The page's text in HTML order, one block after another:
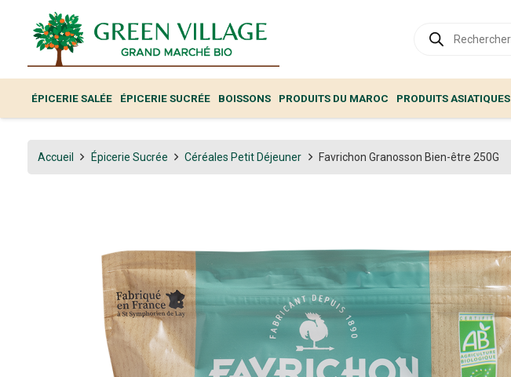
produits
ÉPICERIE SALÉE ÉPICERIE SUCRÉE BOISSONS PRODUITS DU MAROC PRODUITS ASIATIQUES
Accueil Épicerie Sucrée Céréales Petit Déjeuner Favrichon Granosson Bien-être 250G